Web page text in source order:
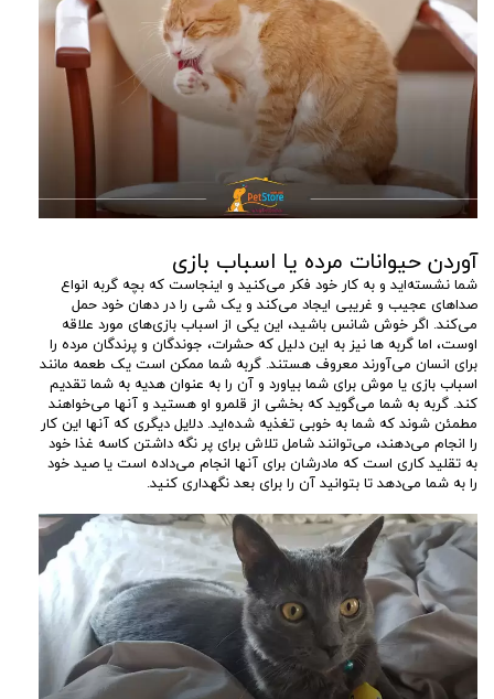
آوردن حیوانات مرده یا اسباب بازی
شما نشسته‌اید و به کار خود فکر می‌کنید و اینجاست که بچه گربه انواع
صداهای عجیب و غریبی ایجاد می‌کند و یک شی را در دهان خود حمل
می‌کند. اگر خوش شانس باشید، این یکی از اسباب بازی‌های مورد علاقه
اوست، اما گربه ها نیز به این دلیل که حشرات، جوندگان و پرندگان مرده را
برای انسان می‌آورند معروف هستند. گربه شما ممکن است یک طعمه مانند
اسباب‌ بازی یا موش برای شما بیاورد و آن را به عنوان هدیه به شما تقدیم
کند. گربه به شما می‌گوید که بخشی از قلمرو او هستید و آنها می‌خواهند
مطمئن شوند که شما به خوبی تغذیه شده‌اید. دلایل دیگری که آنها این کار
را انجام می‌دهند، می‌توانند شامل تلاش برای پر نگه داشتن کاسه غذا خود
به تقلید کاری است که مادرشان برای آنها انجام می‌داده است یا صید خود
را به شما می‌دهد تا بتوانید آن را برای بعد نگهداری کنید.